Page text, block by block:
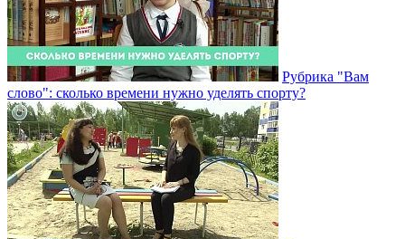
Рубрика "Вам
слово": сколько времени нужно уделять спорту?